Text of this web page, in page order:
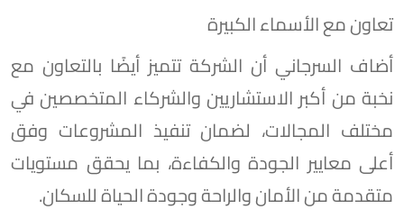
تعاون مع الأسماء الكبيرة
أضاف السرجاني أن الشركة تتميز أيضًا بالتعاون مع
نخبة من أكبر الاستشاريين والشركاء المتخصصين في
مختلف المجالات، لضمان تنفيذ المشروعات وفق
أعلى معايير الجودة والكفاءة، بما يحقق مستويات
متقدمة من الأمان والراحة وجودة الحياة للسكان.